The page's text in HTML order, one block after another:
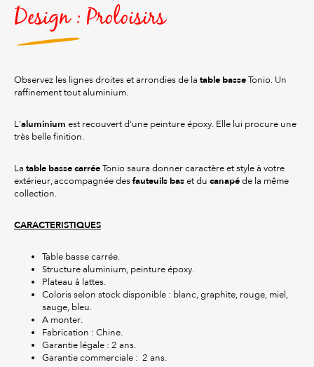
Design : Proloisirs
Observez les lignes droites et arrondies de la table basse Tonio. Un
raffinement tout aluminium.
L'aluminium est recouvert d'une peinture époxy. Elle lui procure une
très belle finition.
La table basse carrée Tonio saura donner caractère et style à votre
extérieur, accompagnée des fauteuils bas et du canapé de la même
collection.
CARACTERISTIQUES
Table basse carrée.
Structure aluminium, peinture époxy.
Plateau à lattes.
Coloris selon stock disponible : blanc, graphite, rouge, miel,
sauge, bleu.
A monter.
Fabrication : Chine.
Garantie légale : 2 ans.
Garantie commerciale : 2 ans.